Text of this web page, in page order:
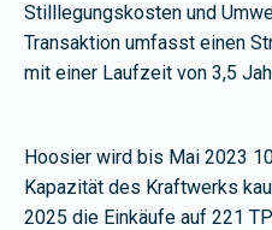
Stilllegungskosten und
Transaktion umfasst einen
mit einer Laufzeit von 3,5
Hoosier wird bis Mai 2023
Kapazität des Kraftwerks
2025 die Einkäufe auf 221